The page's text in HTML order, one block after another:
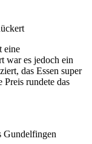
eine
war es jedoch ein
das Essen super
rundete das